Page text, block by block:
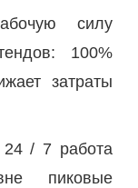
силу
100%
затраты
24 / 7 работа
пиковые